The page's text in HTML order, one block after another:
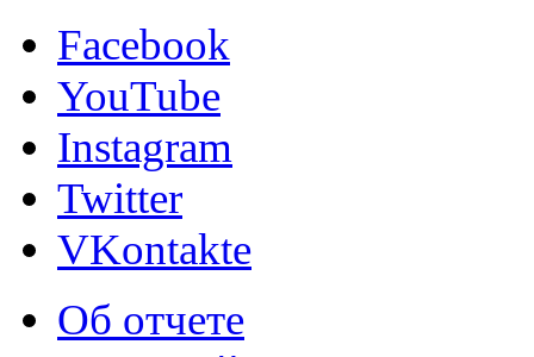
Facebook
YouTube
Instagram
Twitter
VKontakte
Об отчете